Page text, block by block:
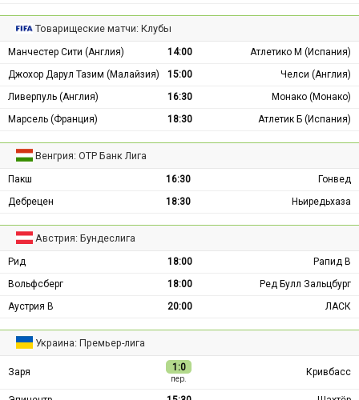
Товарищеские матчи: Клубы
Манчестер Сити (Англия) 14:00
Атлетико М (Испания)
Джохор Дарул Тазим (Малайзия)
15:00
Челси (Англия)
Ливерпуль (Англия)
16:30
Монако (Монако)
Марсель (Франция)
18:30 Атлетик Б (Испания)
Венгрия: ОТР Банк Лига
Пакш 16:30
Гонвед
Дебрецен
18:30 Ньиредьхаза
Австрия: Бундеслига
Рид 18:00
Рапид В
Вольфсберг
18:00
Ред Булл Зальцбург
Аустрия В
20:00 ЛАСК
Украина: Премьер-лига
Заря 1:0
пер.
Кривбасс